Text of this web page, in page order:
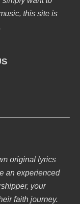
this site is
original lyrics
an experienced
your
faith journey.